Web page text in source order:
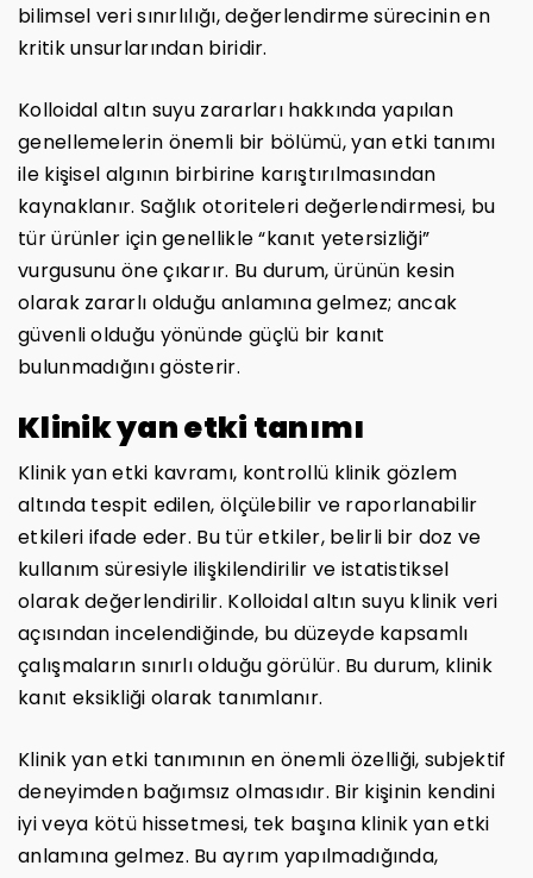
bilimsel veri sınırlılığı, değerlendirme sürecinin en
kritik unsurlarından biridir.
Kolloidal altın suyu zararları hakkında yapılan
genellemelerin önemli bir bölümü, yan etki tanımı
ile kişisel algının birbirine karıştırılmasından
kaynaklanır. Sağlık otoriteleri değerlendirmesi, bu
tür ürünler için genellikle “kanıt yetersizliği”
vurgusunu öne çıkarır. Bu durum, ürünün kesin
olarak zararlı olduğu anlamına gelmez; ancak
güvenli olduğu yönünde güçlü bir kanıt
bulunmadığını gösterir.
Klinik yan etki tanımı
Klinik yan etki kavramı, kontrollü klinik gözlem
altında tespit edilen, ölçülebilir ve raporlanabilir
etkileri ifade eder. Bu tür etkiler, belirli bir doz ve
kullanım süresiyle ilişkilendirilir ve istatistiksel
olarak değerlendirilir. Kolloidal altın suyu klinik veri
açısından incelendiğinde, bu düzeyde kapsamlı
çalışmaların sınırlı olduğu görülür. Bu durum, klinik
kanıt eksikliği olarak tanımlanır.
Klinik yan etki tanımının en önemli özelliği, subjektif
deneyimden bağımsız olmasıdır. Bir kişinin kendini
iyi veya kötü hissetmesi, tek başına klinik yan etki
anlamına gelmez. Bu ayrım yapılmadığında,